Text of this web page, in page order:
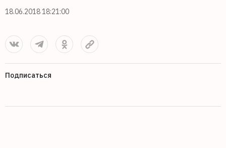
18.06.2018 18:21:00
Подписаться